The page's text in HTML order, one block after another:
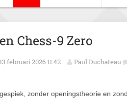
Chess-9 Zero
13 februari 2026 11:42 Paul Duchateau
zonder openingstheorie en